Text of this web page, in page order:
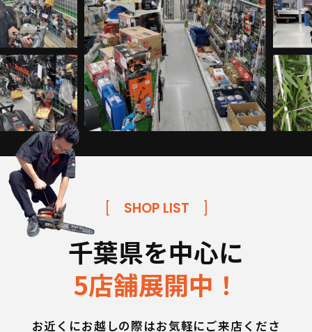
SHOP LIST
千葉県を中心に
5店舗展開中！
お近くにお越しの際はお気軽にご来店くださ